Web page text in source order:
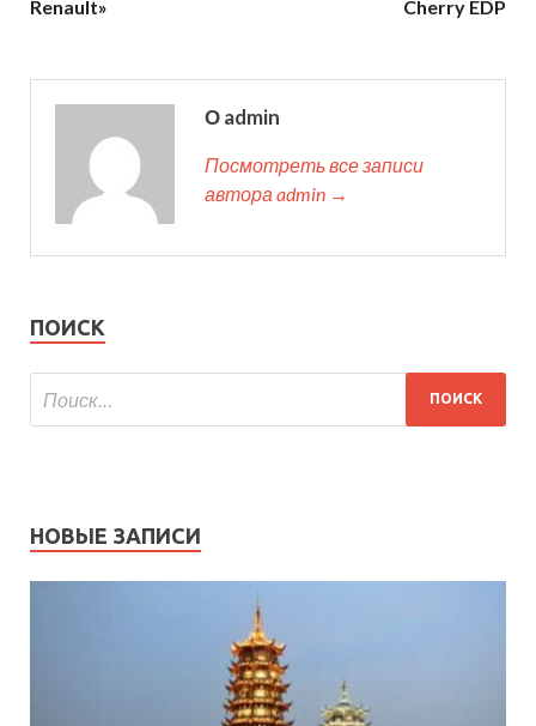
Renault» Cherry EDP
О admin
Посмотреть все записи
автора admin →
ПОИСК
НОВЫЕ ЗАПИСИ